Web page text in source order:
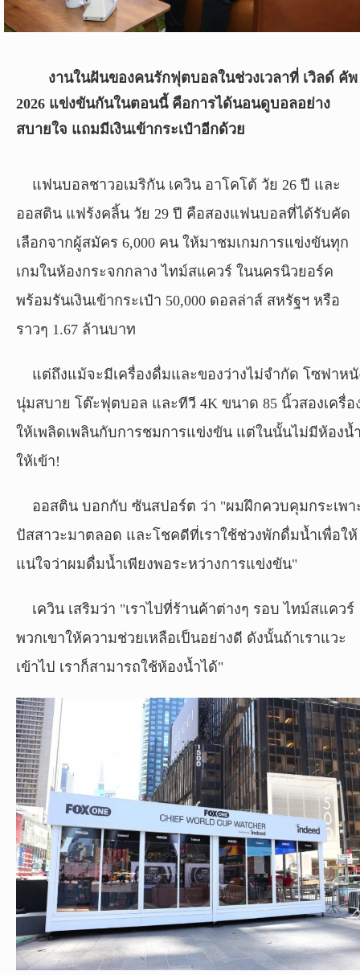
งานในฝันของคนรักฟุตบอลในช่วงเวลาที่ เวิลด์ คัพ
2026 แข่งขันกันในตอนนี้ คือการได้นอนดูบอลอย่าง
สบายใจ แถมมีเงินเข้ากระเป๋าอีกด้วย
แฟนบอลชาวอเมริกัน เควิน อาโคโต้ วัย 26 ปี และ
ออสติน แฟร้งคลิ้น วัย 29 ปี คือสองแฟนบอลที่ได้รับคัด
เลือกจากผู้สมัคร 6,000 คน ให้มาชมเกมการแข่งขันทุก
เกมในห้องกระจกกลาง ไทม์สแควร์ ในนครนิวยอร์ค
พร้อมรันเงินเข้ากระเป๋า 50,000 ดอลล่าส์ สหรัฐฯ หรือ
ราวๆ 1.67 ล้านบาท
แต่ถึงแม้จะมีเครื่องดื่มและของว่างไม่จำกัด โซฟาหนั
นุ่มสบาย โต๊ะฟุตบอล และทีวี 4K ขนาด 85 นิ้วสองเครื่อ
ให้เพลิดเพลินกับการชมการแข่งขัน แต่ในนั้นไม่มีห้องน้
ให้เข้า!
ออสติน บอกกับ ซันสปอร์ต ว่า "ผมฝึกควบคุมกระเพา
ปัสสาวะมาตลอด และโชคดีที่เราใช้ช่วงพักดื่มน้ำเพื่อให้
แน่ใจว่าผมดื่มน้ำเพียงพอระหว่างการแข่งขัน"
เควิน เสริมว่า "เราไปที่ร้านค้าต่างๆ รอบ ไทม์สแควร์
พวกเขาให้ความช่วยเหลือเป็นอย่างดี ดังนั้นถ้าเราแวะ
เข้าไป เราก็สามารถใช้ห้องน้ำได้"
คอ
วิเคราะห์
วิเคราะห์
NFL
วิเคราะห์
NBA
ทีเด็ด
บอล
แกล
อรี่
สาว
งาม
บอล
Copyright
2017
2026
Sport,
rights
reserved.